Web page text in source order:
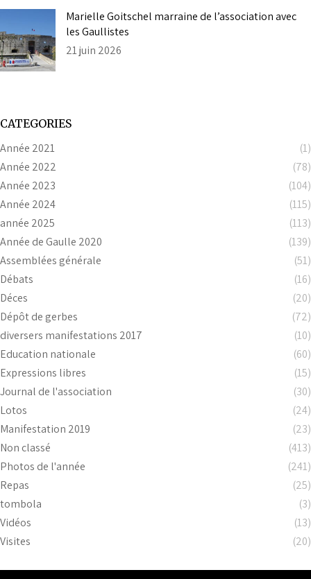
Marielle Goitschel marraine de l’association avec
les Gaullistes
21 juin 2026
CATEGORIES
Année 2021
(1)
Année 2022
(78)
Année 2023
(104)
Année 2024
(115)
année 2025
(113)
Année de Gaulle 2020
(139)
Assemblées générale
(51)
Débats
(16)
Déces
(20)
Dépôt de gerbes
(72)
diversers manifestations 2017
(10)
Education nationale
(60)
Expressions libres
(15)
Journal de l'association
(30)
Lotos
(24)
Manifestation 2019
(23)
Non classé
(413)
Photos de l'année
(241)
Repas
(25)
tombola
(3)
Vidéos
(13)
Visites
(20)